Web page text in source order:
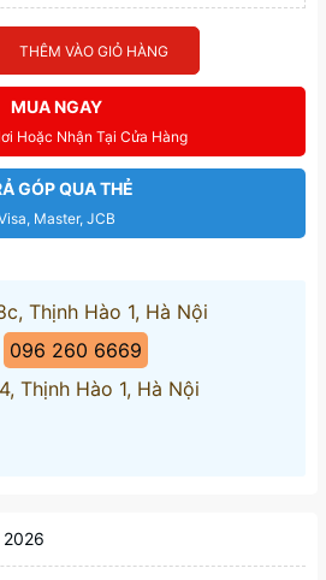
THÊM VÀO GIỎ HÀNG
MUA NGAY
Hoặc Nhận Tại Cửa Hàng
GÓP QUA THẺ
Master, JCB
Thịnh Hào 1, Hà Nội
096 260 6669
Thịnh Hào 1, Hà Nội
2026